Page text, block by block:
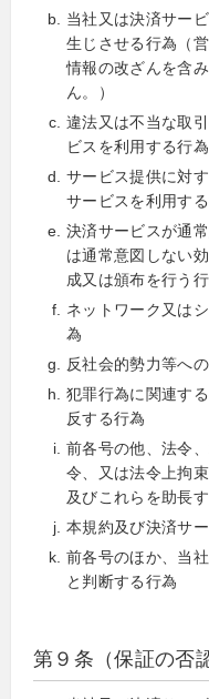
当社又は決済サー
生じさせる行為（
情報の改ざんを含
ん。）
違法又は不当な取
ビスを利用する行為
サービス提供に対
サービスを利用す
決済サービスが通
は通常意図しない
成又は頒布を行う
ネットワーク又は
為
反社会的勢力等へ
犯罪行為に関連す
反する行為
前各号の他、法令
令、又は法令上拘
及びこれらを助長
本規約及び決済サ
前各号のほか、当
と判断する行為
第９条（保証の否